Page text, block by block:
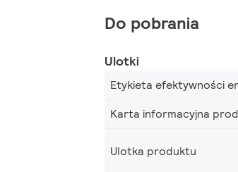
Do pobrania
Ulotki
Etykieta efektywności
Karta informacyjna
Ulotka produktu